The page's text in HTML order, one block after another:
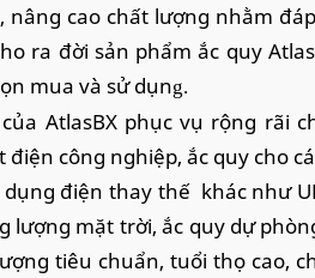
nâng cao chất lượng nhằm
ra đời sản phẩm ắc quy
mua và sử dụng.
AtlasBX phục vụ rộng rãi
điện công nghiệp, ắc quy cho
điện thay thế khác như
lượng mặt trời, ắc quy dự
tiêu chuẩn, tuổi thọ cao,